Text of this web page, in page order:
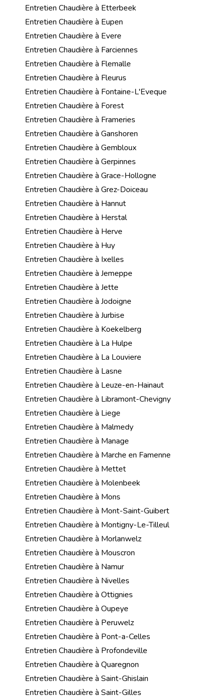
Entretien Chaudière à Etterbeek
Entretien Chaudière à Eupen
Entretien Chaudière à Evere
Entretien Chaudière à Farciennes
Entretien Chaudière à Flemalle
Entretien Chaudière à Fleurus
Entretien Chaudière à Fontaine-L'Eveque
Entretien Chaudière à Forest
Entretien Chaudière à Frameries
Entretien Chaudière à Ganshoren
Entretien Chaudière à Gembloux
Entretien Chaudière à Gerpinnes
Entretien Chaudière à Grace-Hollogne
Entretien Chaudière à Grez-Doiceau
Entretien Chaudière à Hannut
Entretien Chaudière à Herstal
Entretien Chaudière à Herve
Entretien Chaudière à Huy
Entretien Chaudière à Ixelles
Entretien Chaudière à Jemeppe
Entretien Chaudière à Jette
Entretien Chaudière à Jodoigne
Entretien Chaudière à Jurbise
Entretien Chaudière à Koekelberg
Entretien Chaudière à La Hulpe
Entretien Chaudière à La Louviere
Entretien Chaudière à Lasne
Entretien Chaudière à Leuze-en-Hainaut
Entretien Chaudière à Libramont-Chevigny
Entretien Chaudière à Liege
Entretien Chaudière à Malmedy
Entretien Chaudière à Manage
Entretien Chaudière à Marche en Famenne
Entretien Chaudière à Mettet
Entretien Chaudière à Molenbeek
Entretien Chaudière à Mons
Entretien Chaudière à Mont-Saint-Guibert
Entretien Chaudière à Montigny-Le-Tilleul
Entretien Chaudière à Morlanwelz
Entretien Chaudière à Mouscron
Entretien Chaudière à Namur
Entretien Chaudière à Nivelles
Entretien Chaudière à Ottignies
Entretien Chaudière à Oupeye
Entretien Chaudière à Peruwelz
Entretien Chaudière à Pont-a-Celles
Entretien Chaudière à Profondeville
Entretien Chaudière à Quaregnon
Entretien Chaudière à Saint-Ghislain
Entretien Chaudière à Saint-Gilles